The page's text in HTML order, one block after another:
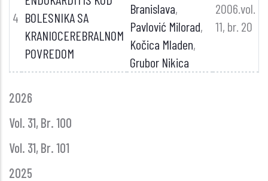
4 BOLESNIKA SA
KRANIOCEREBRALNOM
POVREDOM
Branislava,
Pavlović Milorad,
Kočica Mladen,
Grubor Nikica
2006.vol.
11, br. 20
GLASNIK
GODINE
2026
Vol. 31, Br. 100
Vol. 31, Br. 101
2025